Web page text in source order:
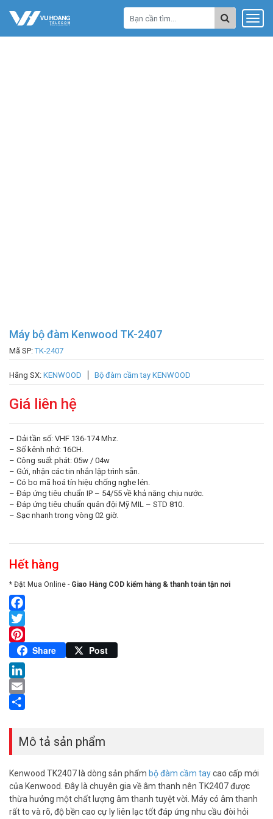
Máy bộ đàm Kenwood TK-2407
Mã SP:TK-2407
Hãng SX: KENWOOD Bộ đàm cầm tay KENWOOD
Giá liên hệ
– Dải tần số: VHF 136-174 Mhz.
– Số kênh nhớ: 16CH.
– Công suất phát: 05w / 04w
– Gửi, nhận các tin nhắn lập trình sẵn.
– Có bo mã hoá tín hiệu chống nghe lén.
– Đáp ứng tiêu chuẩn IP – 54/55 về khả năng chịu nước.
– Đáp ứng tiêu chuẩn quân đội Mỹ MIL – STD 810.
– Sạc nhanh trong vòng 02 giờ.
Hết hàng
* Đặt Mua Online - Giao Hàng COD kiểm hàng & thanh toán tận nơi
Facebook
Twitter
Pinterest
Share Post
LinkedIn
Email
Mô tả sản phẩm
Kenwood TK2407 là dòng sản phẩm bộ đàm cầm taycao cấp mới
của Kenwood. Đây là chuyên gia về âm thanh nên TK2407 được
thừa hưởng một chất lượng âm thanh tuyệt vời. Máy có âm thanh
rất to và rõ, độ bền cao cự ly liên lạc tốt đáp ứng nhu cầu đòi hỏi